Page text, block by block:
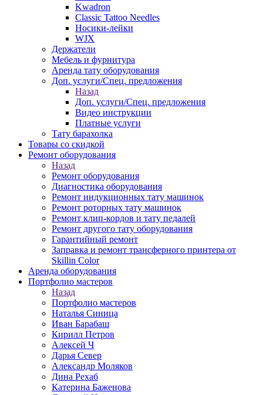
Kwadron
Classic Tattoo Needles
Носики-лейки
WJX
Держатели
Мебель и фурнитура
Аренда тату оборудования
Доп. услуги/Спец. предложения
Назад
Доп. услуги/Спец. предложения
Видео инструкции
Платные услуги
Тату барахолка
Товары со скидкой
Ремонт оборудования
Назад
Ремонт оборудования
Диагностика оборудования
Ремонт индукционных тату машинок
Ремонт роторных тату машинок
Ремонт клип-кордов и тату педалей
Ремонт другого тату оборудования
Гарантийный ремонт
Заправка и ремонт трансферного принтера от
Skillin Color
Аренда оборудования
Портфолио мастеров
Назад
Портфолио мастеров
Наталья Синица
Иван Барабаш
Кирилл Петров
Алексей Ч
Дарья Север
Александр Моляков
Дина Рехаб
Катерина Баженова